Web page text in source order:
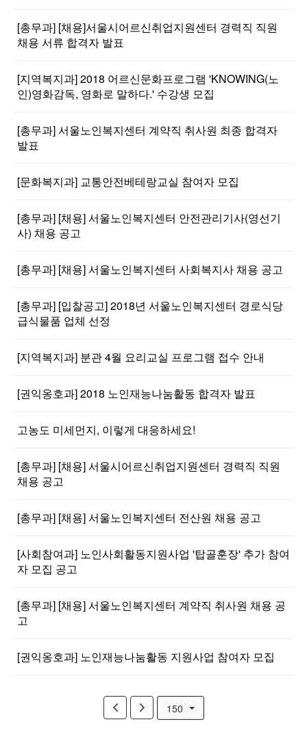
[총무과] [채용]서울시어르신취업지원센터 경력직 직원
채용 서류 합격자 발표
[지역복지과] 2018 어르신문화프로그램 'KNOWING(노
인)영화감독, 영화로 말하다.' 수강생 모집
[총무과] 서울노인복지센터 계약직 취사원 최종 합격자
발표
[문화복지과] 교통안전베테랑교실 참여자 모집
[총무과] [채용] 서울노인복지센터 안전관리기사(영선기
사) 채용 공고
[총무과] [채용] 서울노인복지센터 사회복지사 채용 공고
[총무과] [입찰공고] 2018년 서울노인복지센터 경로식당
급식물품 업체 선정
[지역복지과] 분관 4월 요리교실 프로그램 접수 안내
[권익옹호과] 2018 노인재능나눔활동 합격자 발표
고농도 미세먼지, 이렇게 대응하세요!
[총무과] [채용] 서울시어르신취업지원센터 경력직 직원
채용 공고
[총무과] [채용] 서울노인복지센터 전산원 채용 공고
[사회참여과] 노인사회활동지원사업 '탑골훈장' 추가 참여
자 모집 공고
[총무과] [채용] 서울노인복지센터 계약직 취사원 채용 공
고
[권익옹호과] 노인재능나눔활동 지원사업 참여자 모집
150